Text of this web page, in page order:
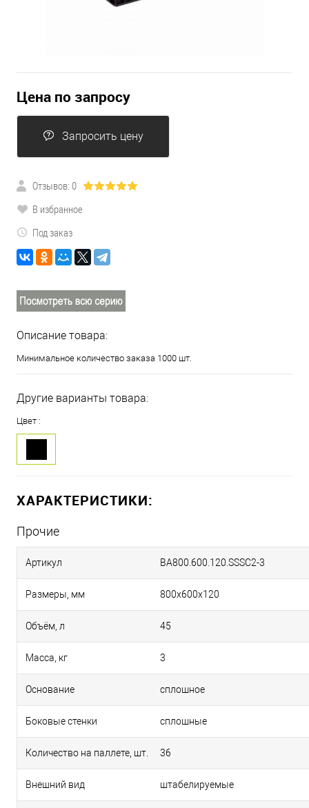
Цена по запросу
Запросить цену
Отзывов: 0
В избранное
Под заказ
Описание товара:
Минимальное количество заказа 1000 шт.
Другие варианты товара:
Цвет :
ХАРАКТЕРИСТИКИ:
Прочие
Артикул BA800.600.120.SSSC2-3
Размеры, мм 800х600х120
Объём, л 45
Масса, кг 3
Основание сплошное
Боковые стенки сплошные
Количество на паллете, шт. 36
Внешний вид штабелируемые